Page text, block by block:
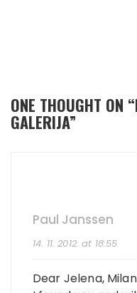
ONE THOUGHT ON “
GALERIJA”
Paul Janssen
14. 11. 2012. at 18:55
Dear Jelena,